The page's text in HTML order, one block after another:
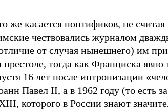
же касается понтификов, не
чествовались журналом
от случая нынешнего) им
престоле, тогда как Франциска явно
16 лет после интронизации
Павел II, а в 1962 году (то есть
которого в России знают